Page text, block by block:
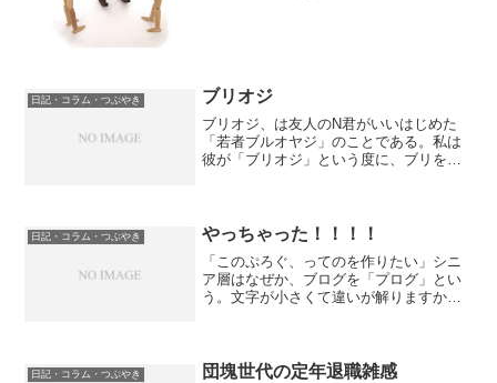
日記・コラム・つぶやき ブリオジ
ブリオジ、は友人のN君がいいはじめた
「若者ブルオヤジ」のことである。私は
彼が「ブリオジ」という度に、ブリを食
は研究しないが、それはま...
日記・コラム・つぶやき やっちゃった！！！！
「このぷろぐ、ってのを作りたい」シニ
ア層はなぜか、ブログを「プログ」とい
う。文字が小さくて違いが解りますか
習してきた」とNさん。...
日記・コラム・つぶやき 団塊世代の定年退職雑感